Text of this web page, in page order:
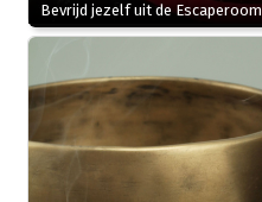
Bevrijd jezelf uit de